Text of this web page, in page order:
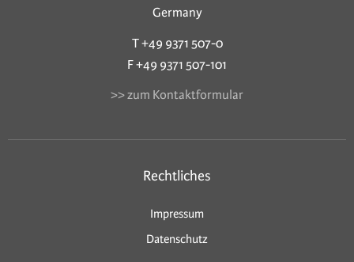
Germany
T +49 9371 507-0
F +49 9371 507-101
>> zum Kontaktformular
Rechtliches
Impressum
Datenschutz